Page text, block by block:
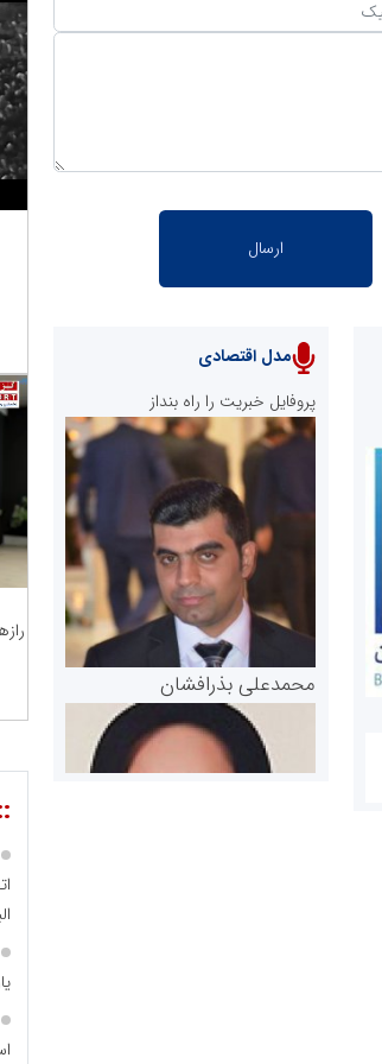
مدل اقتصادی
پروفایل خبریت را راه بنداز
محمدعلی بذرافشان